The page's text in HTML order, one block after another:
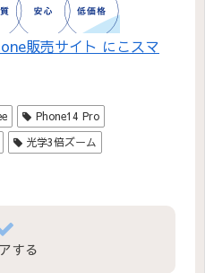
販売サイト にこスマ
Phone14 Pro
光学3倍ズーム
する